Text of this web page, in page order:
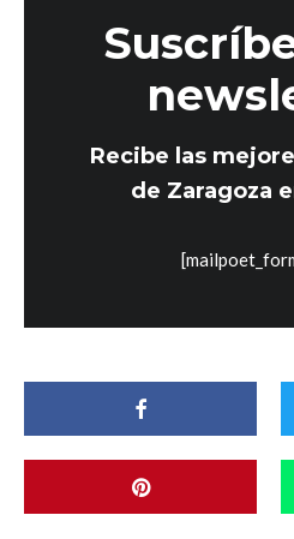
Recibe las
de Zaragoza